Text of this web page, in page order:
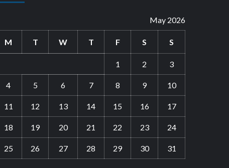
May 2026
M T W T F S S
1 2 3
4 5 6 7 8 9 10
11 12 13 14 15 16 17
18 19 20 21 22 23 24
25 26 27 28 29 30 31